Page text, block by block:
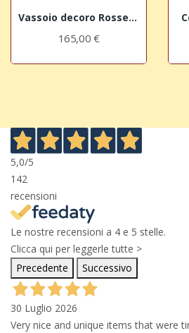
Vassoio decoro Rossetti
165,00 €
5,0/5
142
recensioni
Le nostre recensioni a 4 e 5 stelle.
Clicca qui per leggerle tutte >
Precedente
Successivo
30 Luglio 2026
Very nice and unique items that were